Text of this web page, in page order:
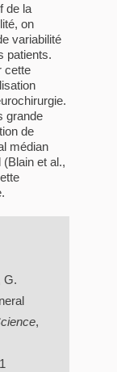
de la
on
variabilité
patients.
cette
grande
de
médian
et al.,
G.
,